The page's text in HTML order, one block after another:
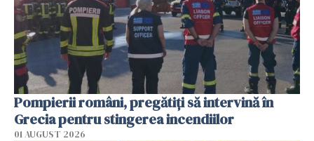
Pompierii români, pregătiţi să intervină în
Grecia pentru stingerea incendiilor
01 AUGUST 2026